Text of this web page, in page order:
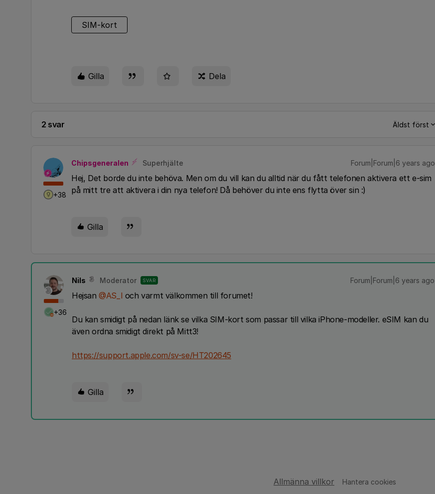
SIM-kort
Gilla Dela
2 svar Äldst först
+38
Chipsgeneralen Superhjälte Forum|Forum|6 years ago
Hej, Det borde du inte behöva. Men om du vill kan du alltid när du fått telefonen aktivera ett e-sim
på mitt tre att aktivera i din nya telefon! Då behöver du inte ens flytta över sin :)
Gilla
+36
Nils Moderator SVAR Forum|Forum|6 years ago
Hejsan@AS_I och varmt välkommen till forumet!
Du kan smidigt på nedan länk se vilka SIM-kort som passar till vilka iPhone-modeller. eSIM kan du
även ordna smidigt direkt på Mitt3!
https://support.apple.com/sv-se/HT202645
Gilla
Allmänna villkor Hantera cookies